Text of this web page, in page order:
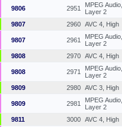
9806 2951
MPEG Audio,
Layer 2
9807 2960 AVC 4, High
9807 2961
MPEG Audio,
Layer 2
9808 2970 AVC 4, High
9808 2971
MPEG Audio,
Layer 2
9809 2980 AVC 3, High
9809 2981
MPEG Audio,
Layer 2
9811 3000 AVC 4, High